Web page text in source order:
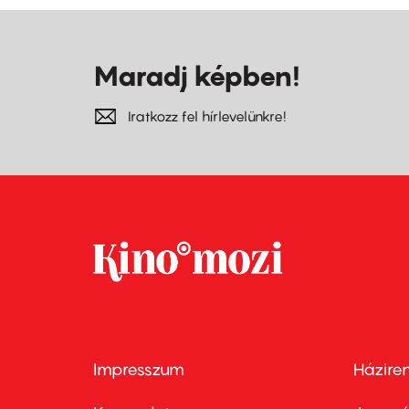
Maradj képben!
Iratkozz fel hírlevelünkre!
Footer
Impresszum